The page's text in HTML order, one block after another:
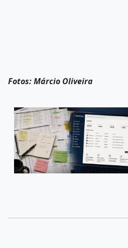
Fotos: Márcio Oliveira